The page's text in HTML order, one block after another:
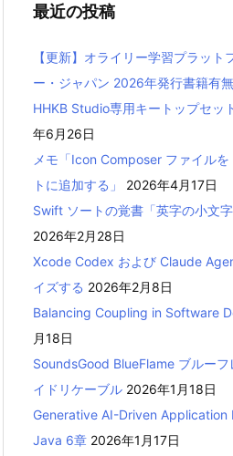
最近の投稿
【更新】オライリー学習プラット
ー・ジャパン 2026年発行書籍有無
HHKB Studio専用キートップセッ
年6月26日
メモ「Icon Composer ファイル
トに追加する」
2026年4月17日
Swift ソートの覚書「英字の小文字
2026年2月28日
Xcode Codex および Claude
イズする 2026年2月8日
Balancing Coupling in Software
月18日
SoundsGood BlueFlame ブルー
イドリケーブル 2026年1月18日
Generative AI-Driven
Java 6章 2026年1月17日